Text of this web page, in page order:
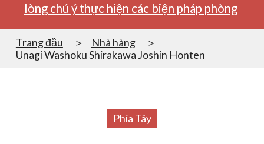
lòng chú ý thực hiện các biện pháp phòng
Trang đầu
Nhà hàng
Unagi Washoku Shirakawa Joshin Honten
Phía Tây